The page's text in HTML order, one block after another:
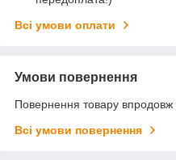
Всі умови оплати
Умови повернення
Повернення товару впродовж
Всі умови повернення